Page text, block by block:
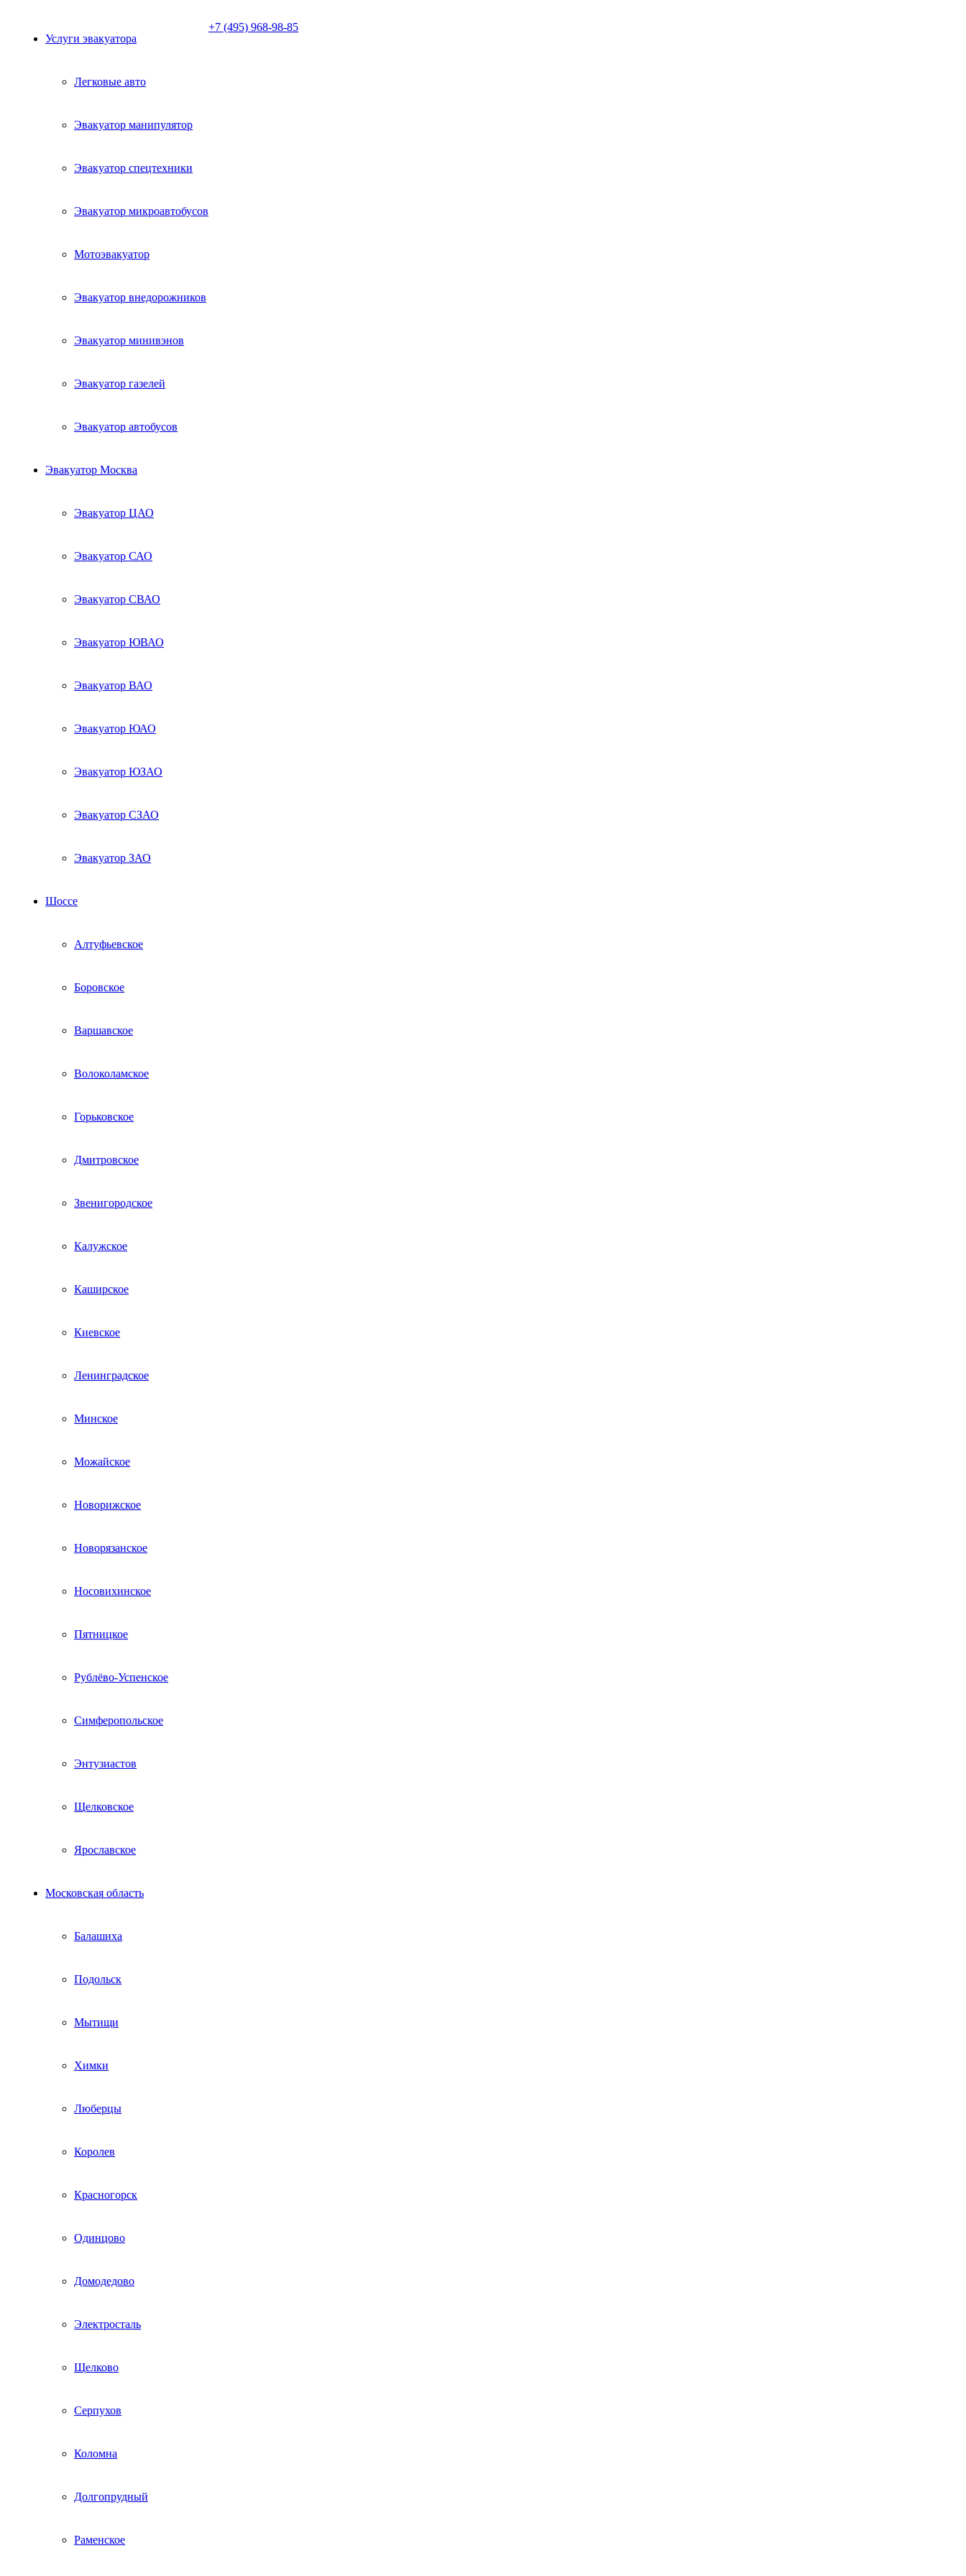
Услуги эвакуатора
Легковые авто
Эвакуатор манипулятор
Эвакуатор спецтехники
Эвакуатор микроавтобусов
Мотоэвакуатор
Эвакуатор внедорожников
Эвакуатор минивэнов
Эвакуатор газелей
Эвакуатор автобусов
Эвакуатор Москва
Эвакуатор ЦАО
Эвакуатор САО
Эвакуатор СВАО
Эвакуатор ЮВАО
Эвакуатор ВАО
Эвакуатор ЮАО
Эвакуатор ЮЗАО
Эвакуатор СЗАО
Эвакуатор ЗАО
Шоссе
Алтуфьевское
Боровское
Варшавское
Волоколамское
Горьковское
Дмитровское
Звенигородское
Калужское
Каширское
Киевское
Ленинградское
Минское
Можайское
Новорижское
Новорязанское
Носовихинское
Пятницкое
Рублёво-Успенское
Симферопольское
Энтузиастов
Щелковское
Ярославское
Московская область
Балашиха
Подольск
Мытищи
Химки
Люберцы
Королев
Красногорск
Одинцово
Домодедово
Электросталь
Щелково
Серпухов
Коломна
Долгопрудный
Раменское
+7 (495) 968-98-85